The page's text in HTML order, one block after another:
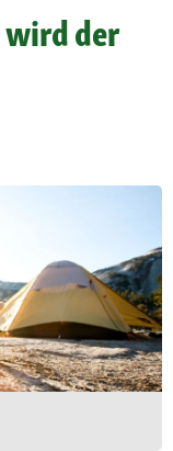
wird der